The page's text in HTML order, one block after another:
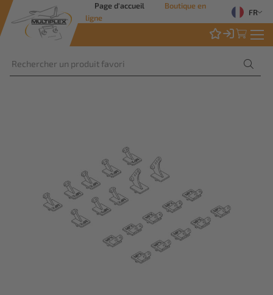
Page d'accueil
Boutique en
ligne
FR